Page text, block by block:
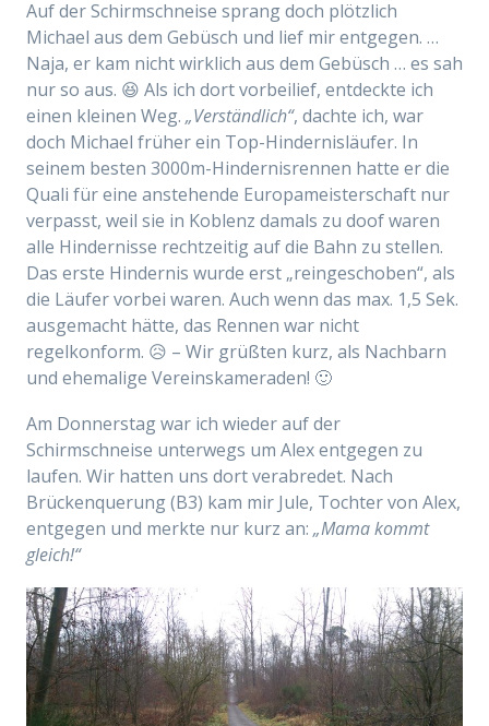
Auf der Schirmschneise sprang doch plötzlich
Michael aus dem Gebüsch und lief mir entgegen. …
Naja, er kam nicht wirklich aus dem Gebüsch … es sah
nur so aus. 😆 Als ich dort vorbeilief, entdeckte ich
einen kleinen Weg. „Verständlich“, dachte ich, war
doch Michael früher ein Top-Hindernisläufer. In
seinem besten 3000m-Hindernisrennen hatte er die
Quali für eine anstehende Europameisterschaft nur
verpasst, weil sie in Koblenz damals zu doof waren
alle Hindernisse rechtzeitig auf die Bahn zu stellen.
Das erste Hindernis wurde erst „reingeschoben“, als
die Läufer vorbei waren. Auch wenn das max. 1,5 Sek.
ausgemacht hätte, das Rennen war nicht
regelkonform. 😥 – Wir grüßten kurz, als Nachbarn
und ehemalige Vereinskameraden! 🙂
Am Donnerstag war ich wieder auf der
Schirmschneise unterwegs um Alex entgegen zu
laufen. Wir hatten uns dort verabredet. Nach
Brückenquerung (B3) kam mir Jule, Tochter von Alex,
entgegen und merkte nur kurz an: „Mama kommt
gleich!“